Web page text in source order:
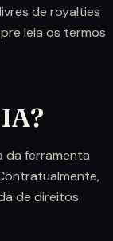
de royalties
leia os termos
da ferramenta
de direitos